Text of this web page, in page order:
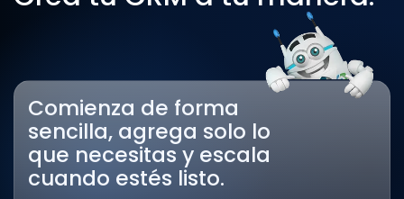
Comienza de forma
sencilla, agrega solo lo
que necesitas y escala
cuando estés listo.